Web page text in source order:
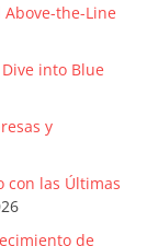
the-Line
into Blue
y
con las Últimas
de